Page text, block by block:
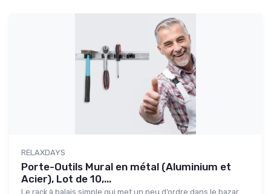
RELAXDAYS
Porte-Outils Mural en métal (Aluminium et
Acier), Lot de 10,...
Le rack à balais simple qui met un peu d’ordre dans le bazar